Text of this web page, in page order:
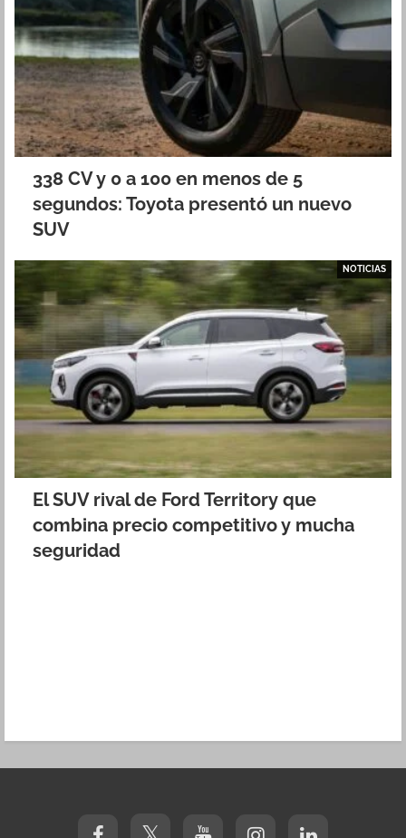
338 CV y 0 a 100 en menos de 5
segundos: Toyota presentó un nuevo
SUV
NOTICIAS
El SUV rival de Ford Territory que
combina precio competitivo y mucha
seguridad